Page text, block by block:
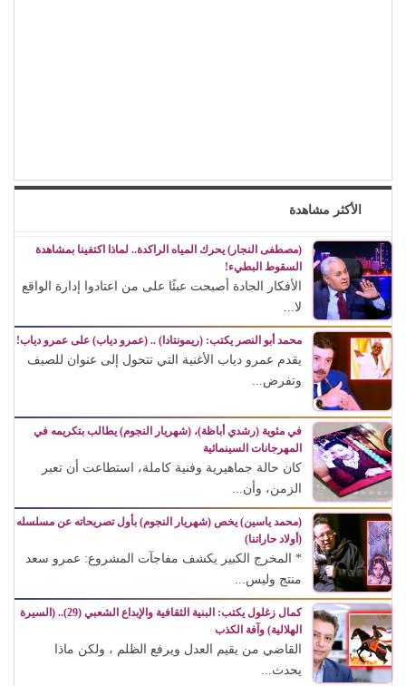
الأكثر مشاهدة
(مصطفى النجار) يحرك المياه الراكدة.. لماذا اكتفينا بمشاهدة
السقوط البطيء!
الأفكار الجادة أصبحت عبئًا على من اعتادوا إدارة الواقع
لا...
محمد أبو النصر يكتب: (ريمونتادا) .. (عمرو دياب) على عمرو دياب!
يقدم عمرو دياب الأغنية التي تتحول إلى عنوان للصيف
وتفرض...
في مئوية (رشدي أباظة)، (شهريار النجوم) يطالب بتكريمه في
المهرجانات السينمائية
كان حالة جماهيرية وفنية كاملة، استطاعت أن تعبر
الزمن، وأن...
(محمد ياسين) يخص (شهريار النجوم) بأول تصريحاته عن مسلسله
(أولاد حاراتنا)
* المخرج الكبير يكشف مفاجآت المشروع: عمرو سعد
منتج وليس...
كمال زغلول يكتب: البنية الثقافية والإبداع الشعبي (29).. (السيرة
الهلالية) وآفة الكذب
القاضي من يقيم العدل ويرفع الظلم ، ولكن ماذا
يحدث...